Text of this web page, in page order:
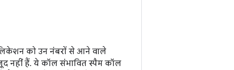
को उन नंबरों से आने वाले
नहीं हैं. ये कॉल संभावित स्पैम कॉल